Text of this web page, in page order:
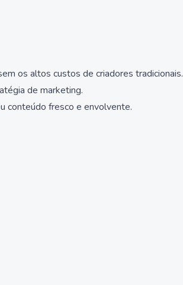
os altos custos de criadores tradicionais.
de marketing.
conteúdo fresco e envolvente.